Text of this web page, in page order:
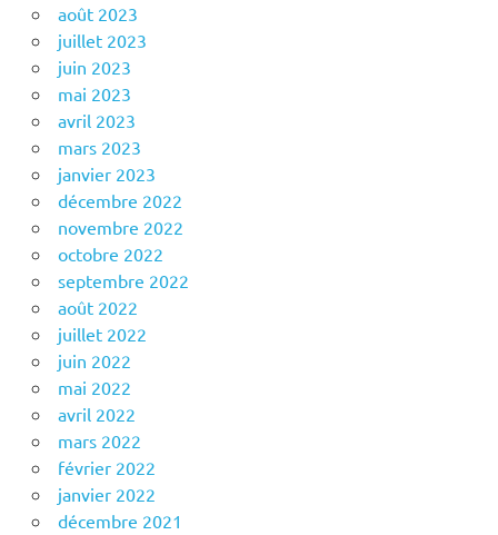
août 2023
juillet 2023
juin 2023
mai 2023
avril 2023
mars 2023
janvier 2023
décembre 2022
novembre 2022
octobre 2022
septembre 2022
août 2022
juillet 2022
juin 2022
mai 2022
avril 2022
mars 2022
février 2022
janvier 2022
décembre 2021